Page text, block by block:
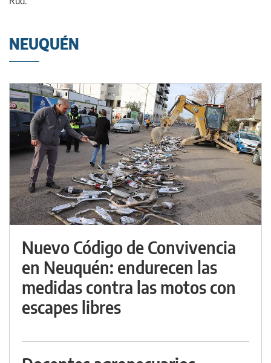
NEUQUÉN
Nuevo Código de Convivencia
en Neuquén: endurecen las
medidas contra las motos con
escapes libres